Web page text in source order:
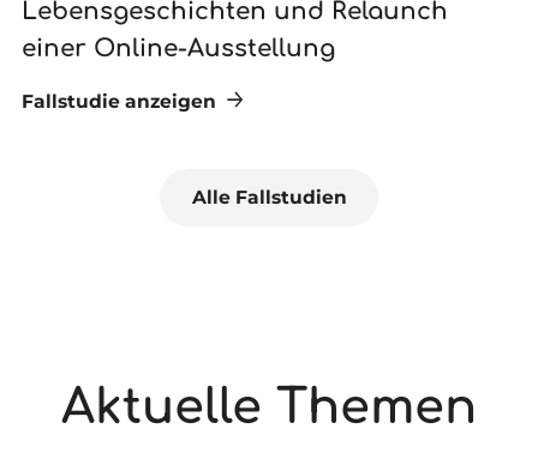
Lebensgeschichten und Relaunch
einer Online-Ausstellung
Fallstudie anzeigen
Alle Fallstudien
Aktuelle Themen